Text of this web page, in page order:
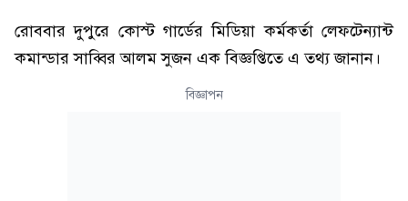
রোববার দুপুরে কোস্ট গার্ডের মিডিয়া কর্মকর্তা লেফটেন্যান্ট
কমান্ডার সাব্বির আলম সুজন এক বিজ্ঞপ্তিতে এ তথ্য জানান।
বিজ্ঞাপন